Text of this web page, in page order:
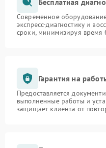
Современное
экспресс-диагностику и
сроки, минимизируя время
Гарантия на
Предоставляется
выполненные работы и
защищает клиента от